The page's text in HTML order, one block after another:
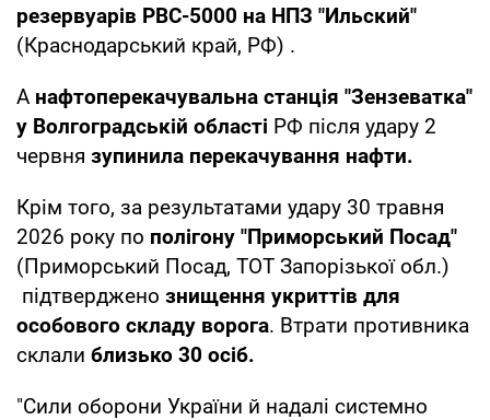
резервуарів РВС-5000 на НПЗ "Ильский"
(Краснодарський край, РФ) .
А нафтоперекачувальна станція "Зензеватка"
у Волгоградській області РФ після удару 2
червня зупинила перекачування нафти.
Крім того, за результатами удару 30 травня
2026 року по полігону "Приморський Посад"
(Приморський Посад, ТОТ Запорізької обл.)
підтверджено знищення укриттів для
особового складу ворога. Втрати противника
склали близько 30 осіб.
"Сили оборони України й надалі системно